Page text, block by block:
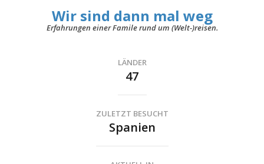
Wir sind dann mal weg
Erfahrungen einer Famile rund um (Welt-)reisen.
LÄNDER
47
ZULETZT BESUCHT
Spanien